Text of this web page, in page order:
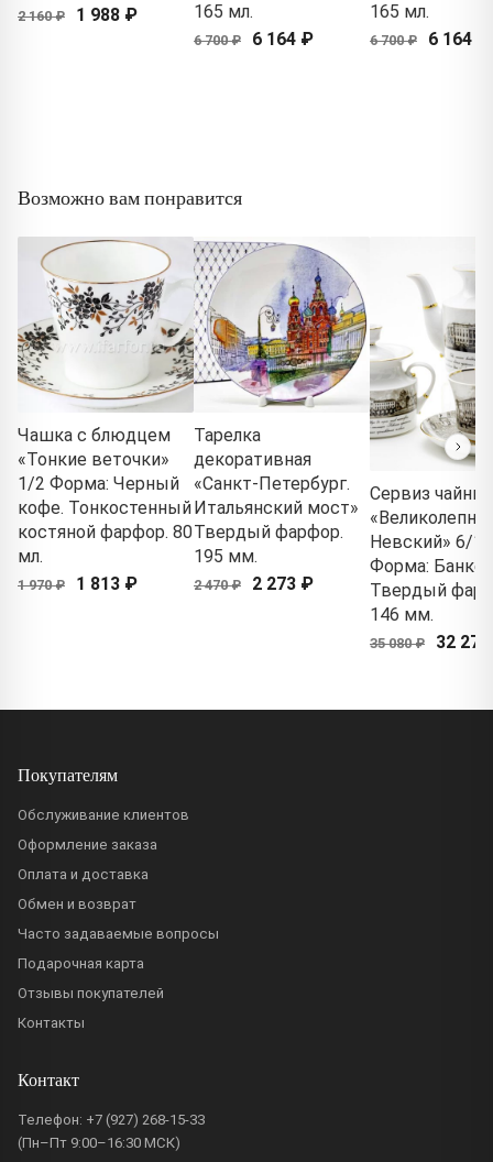
2 160 ₽ 1 988 ₽
165 мл.
6 700 ₽ 6 164 ₽
165 мл.
6 700 ₽ 6 164 ₽
Возможно вам понравится
Чашка с блюдцем
«Тонкие веточки»
1/2 Форма: Черный
кофе. Тонкостенный
костяной фарфор. 80
мл.
1 970 ₽ 1 813 ₽
Тарелка
декоративная
«Санкт-Петербург.
Итальянский мост»
Твердый фарфор.
195 мм.
2 470 ₽ 2 273 ₽
Сервиз
Невский» 6/15
Форма:
Твердый
146 мм.
35 080 ₽ 32
Покупателям
Обслуживание клиентов
Оформление заказа
Оплата и доставка
Обмен и возврат
Часто задаваемые вопросы
Подарочная карта
Отзывы покупателей
Контакты
Контакт
Телефон: +7 (927) 268-15-33
(Пн–Пт 9:00–16:30 МСК)